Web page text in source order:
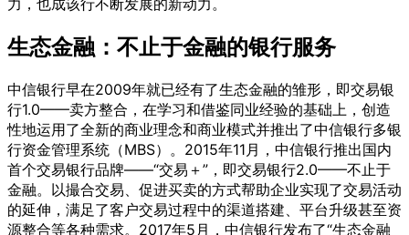
生态金融：不止于金融的银行服务
中信银行早在2009年就已经有了生态金融的雏形，即交易银
行1.0——卖方整合，在学习和借鉴同业经验的基础上，创造
性地运用了全新的商业理念和商业模式并推出了中信银行多银
行资金管理系统（MBS）。2015年11月，中信银行推出国内
首个交易银行品牌——“交易＋”，即交易银行2.0——不止于
金融。以撮合交易、促进买卖的方式帮助企业实现了交易活动
的延伸，满足了客户交易过程中的渠道搭建、平台升级甚至资
源整合等各种需求。2017年5月，中信银行发布了“生态金融